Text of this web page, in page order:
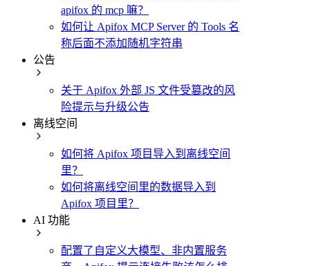
apifox 的 mcp 嘛？
如何让 Apifox MCP Server 的 Tools 名
称后面不添加随机字符串
公告
关于 Apifox 外部 JS 文件受篡改的风
险提示与升级公告
离线空间
如何将 Apifox 项目导入到离线空间
里？
如何将离线空间里的数据导入到
Apifox 项目里？
AI 功能
配置了自定义大模型、非内置服务